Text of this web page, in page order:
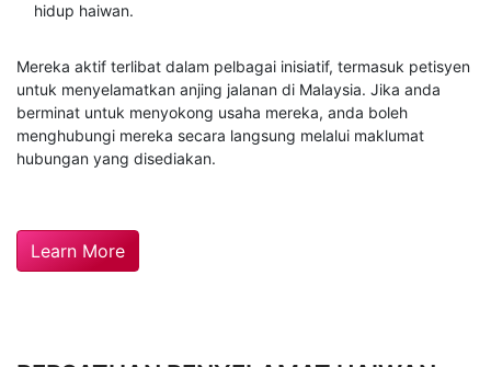
hidup haiwan.
Mereka aktif terlibat dalam pelbagai inisiatif, termasuk petisyen
untuk menyelamatkan anjing jalanan di Malaysia. Jika anda
berminat untuk menyokong usaha mereka, anda boleh
menghubungi mereka secara langsung melalui maklumat
hubungan yang disediakan.
Learn More